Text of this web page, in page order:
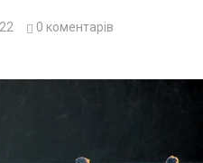
0 коментарів